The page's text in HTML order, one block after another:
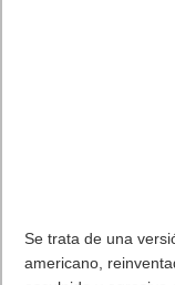
Se trata de una
americano,